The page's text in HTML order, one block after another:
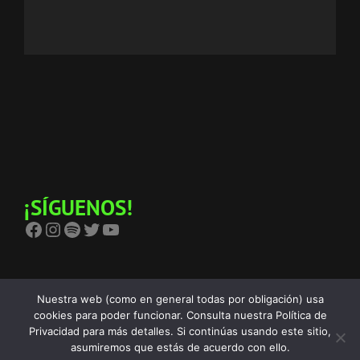
¡SÍGUENOS!
Facebook Instagram Spotify Twitter YouTube
Copyright © 2026 The Birra's TerrorPolítica De Privacidad
Nuestra web (como en general todas por obligación) usa
cookies para poder funcionar. Consulta nuestra Política de
Privacidad para más detalles. Si continúas usando este sitio,
asumiremos que estás de acuerdo con ello.